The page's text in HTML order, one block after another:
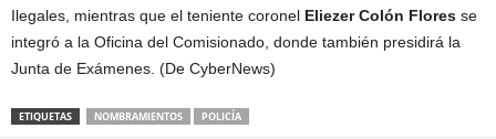
Ilegales, mientras que el teniente coronel Eliezer Colón Flores se
integró a la Oficina del Comisionado, donde también presidirá la
Junta de Exámenes. (De CyberNews)
ETIQUETAS NOMBRAMIENTOS POLICÍA